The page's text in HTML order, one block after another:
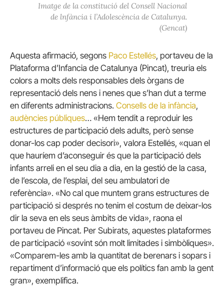
Imatge de la constitució del Consell Nacional
de lnfància i l’Adolescència de Catalunya.
(Gencat)
Aquesta afirmació, segons Paco Estellés, portaveu de la
Plataforma d’Infancia de Catalunya (Pincat), treuria els
colors a molts dels responsables dels òrgans de
representació dels nens i nenes que s’han dut a terme
en diferents administracions. Consells de la infància,
audències públiques… «Hem tendit a reproduir les
estructures de participació dels adults, però sense
donar-los cap poder decisori», valora Estellés, «quan el
que hauríem d’aconseguir és que la participació dels
infants arreli en el seu dia a dia, en la gestió de la casa,
de l’escola, de l’esplai, del seu ambulatori de
referència». «No cal que muntem grans estructures de
participació si després no tenim el costum de deixar-los
dir la seva en els seus àmbits de vida», raona el
portaveu de Pincat. Per Subirats, aquestes plataformes
de participació «sovint són molt limitades i simbòliques».
«Comparem-les amb la quantitat de berenars i sopars i
repartiment d’informació que els polítics fan amb la gent
gran», exemplifica.